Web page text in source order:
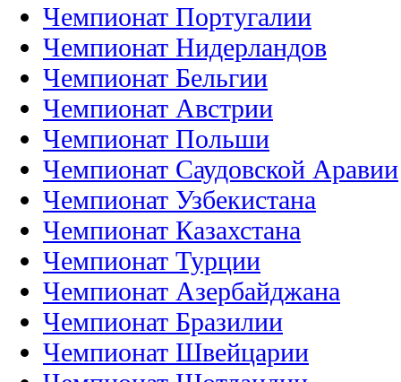
Чемпионат Португалии
Чемпионат Нидерландов
Чемпионат Бельгии
Чемпионат Австрии
Чемпионат Польши
Чемпионат Саудовской Аравии
Чемпионат Узбекистана
Чемпионат Казахстана
Чемпионат Турции
Чемпионат Азербайджана
Чемпионат Бразилии
Чемпионат Швейцарии